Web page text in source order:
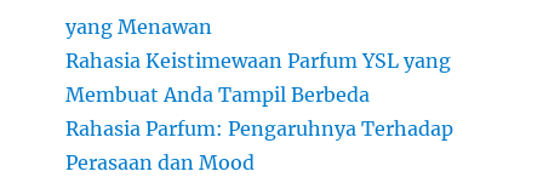
yang Menawan
Rahasia Keistimewaan Parfum YSL yang
Membuat Anda Tampil Berbeda
Rahasia Parfum: Pengaruhnya Terhadap
Perasaan dan Mood